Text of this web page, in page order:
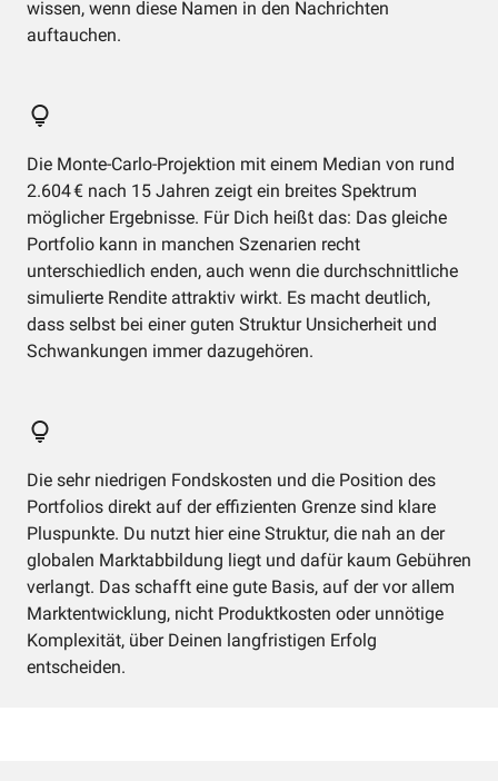
wissen, wenn diese Namen in den Nachrichten
auftauchen.
Die Monte-Carlo-Projektion mit einem Median von rund
2.604 € nach 15 Jahren zeigt ein breites Spektrum
möglicher Ergebnisse. Für Dich heißt das: Das gleiche
Portfolio kann in manchen Szenarien recht
unterschiedlich enden, auch wenn die durchschnittliche
simulierte Rendite attraktiv wirkt. Es macht deutlich,
dass selbst bei einer guten Struktur Unsicherheit und
Schwankungen immer dazugehören.
Die sehr niedrigen Fondskosten und die Position des
Portfolios direkt auf der effizienten Grenze sind klare
Pluspunkte. Du nutzt hier eine Struktur, die nah an der
globalen Marktabbildung liegt und dafür kaum Gebühren
verlangt. Das schafft eine gute Basis, auf der vor allem
Marktentwicklung, nicht Produktkosten oder unnötige
Komplexität, über Deinen langfristigen Erfolg
entscheiden.